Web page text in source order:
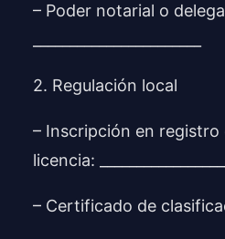
– Poder notarial o
2. Regulación local
– Inscripción en registro
licencia:
– Certificado de